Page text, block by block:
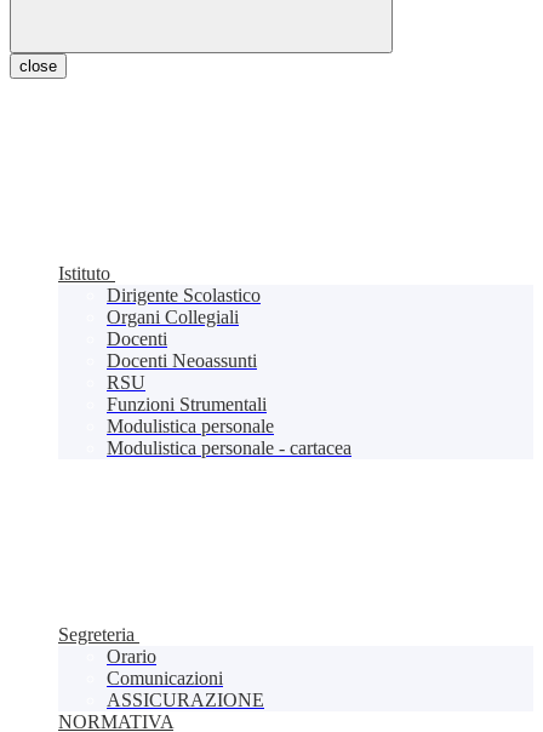
close
Istituto
Dirigente Scolastico
Organi Collegiali
Docenti
Docenti Neoassunti
RSU
Funzioni Strumentali
Modulistica personale
Modulistica personale - cartacea
Segreteria
Orario
Comunicazioni
ASSICURAZIONE
NORMATIVA